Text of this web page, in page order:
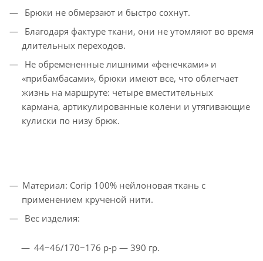
Брюки не обмерзают и быстро сохнут.
Благодаря фактуре ткани, они не утомляют во время
длительных переходов.
Не обремененные лишними «фенечками» и
«прибамбасами», брюки имеют все, что облегчает
жизнь на маршруте: четыре вместительных
кармана, артикулированные колени и утягивающие
кулиски по низу брюк.
Материал: Corip 100% нейлоновая ткань с
применением крученой нити.
Вес изделия:
44−46/170−176 р-р — 390 гр.